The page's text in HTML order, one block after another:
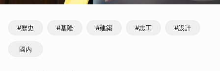
#歷史 #基隆 #建築 #志工 #設計
國內